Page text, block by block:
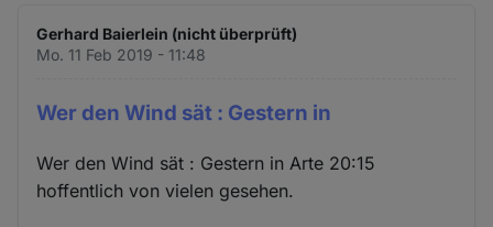
Gerhard Baierlein (nicht überprüft)
Mo. 11 Feb 2019 - 11:48
Wer den Wind sät : Gestern in
Wer den Wind sät : Gestern in Arte 20:15
hoffentlich von vielen gesehen.